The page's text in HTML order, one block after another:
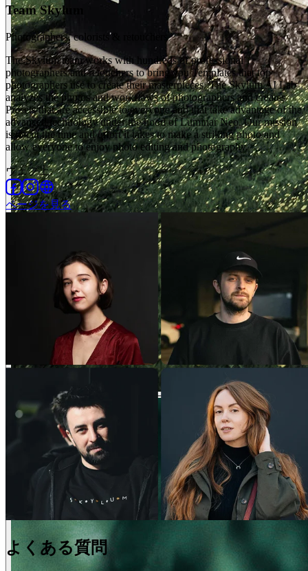
Team Skylum
Photographers, colorists & retouchers
The Skylum team works with hundreds of professional
photographers and retouchers to bring you Templates that top
photographers use to create their masterpieces. The Skylum AI Lab
analyzes the photos and workflows of photographers and creates
Presets that are accessible to everyone and that take advantage of the
advanced technology under the hood of Luminar Neo. Our mission
is to cut the time and effort it takes to make a striking photo and
allow everyone to enjoy photo editing and photography.
ウェブ上:
ページを見る
よくある質問